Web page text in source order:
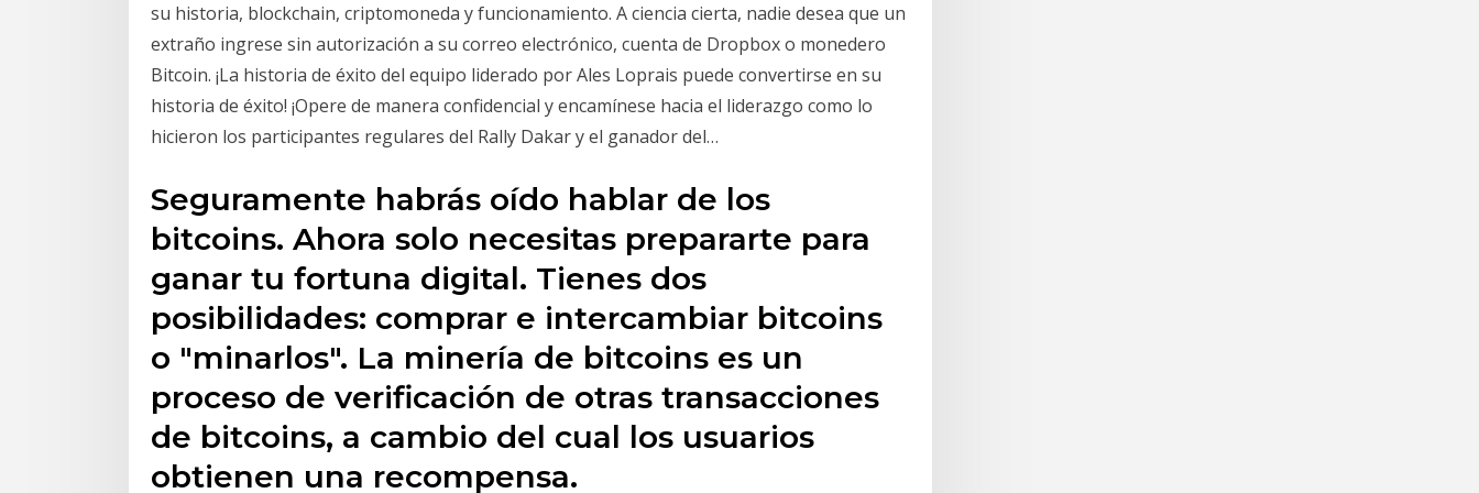
su historia, blockchain, criptomoneda y funcionamiento. A ciencia cierta, nadie desea que un
extraño ingrese sin autorización a su correo electrónico, cuenta de Dropbox o monedero
Bitcoin. ¡La historia de éxito del equipo liderado por Ales Loprais puede convertirse en su
historia de éxito! ¡Opere de manera confidencial y encamínese hacia el liderazgo como lo
hicieron los participantes regulares del Rally Dakar y el ganador del…
Seguramente habrás oído hablar de los
bitcoins. Ahora solo necesitas prepararte para
ganar tu fortuna digital. Tienes dos
posibilidades: comprar e intercambiar bitcoins
o "minarlos". La minería de bitcoins es un
proceso de verificación de otras transacciones
de bitcoins, a cambio del cual los usuarios
obtienen una recompensa.